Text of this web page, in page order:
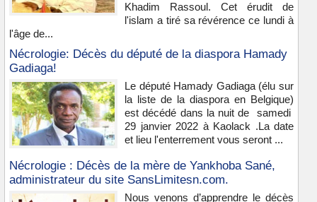
Khadim Rassoul. Cet érudit de
l'islam a tiré sa révérence ce lundi à
l'âge de...
Nécrologie: Décès du député de la diaspora Hamady
Gadiaga!
Le député Hamady Gadiaga (élu sur
la liste de la diaspora en Belgique)
est décédé dans la nuit de samedi
29 janvier 2022 à Kaolack .La date
et lieu l'enterrement vous seront ...
Nécrologie : Décès de la mère de Yankhoba Sané,
administrateur du site SansLimitesn.com.
Nous venons d’apprendre le décès